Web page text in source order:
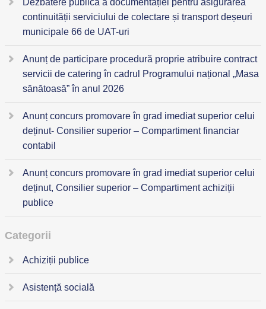
Dezbatere publică a documentației pentru asigurarea
continuității serviciului de colectare și transport deșeuri
municipale 66 de UAT-uri
Anunț de participare procedură proprie atribuire contract
servicii de catering în cadrul Programului național „Masa
sănătoasă” în anul 2026
Anunț concurs promovare în grad imediat superior celui
deținut- Consilier superior – Compartiment financiar
contabil
Anunț concurs promovare în grad imediat superior celui
deținut, Consilier superior – Compartiment achiziții
publice
Categorii
Achiziții publice
Asistență socială